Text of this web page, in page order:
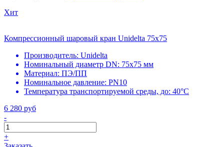
Хит
Компрессионный шаровый кран Unidelta 75x75
Производитель: Unidelta
Номинальный диаметр DN: 75х75 мм
Материал: ПЭ/ПП
Номинальное давление: PN10
Температура транспортируемой среды, до: 40°С
6 280 руб
-
+